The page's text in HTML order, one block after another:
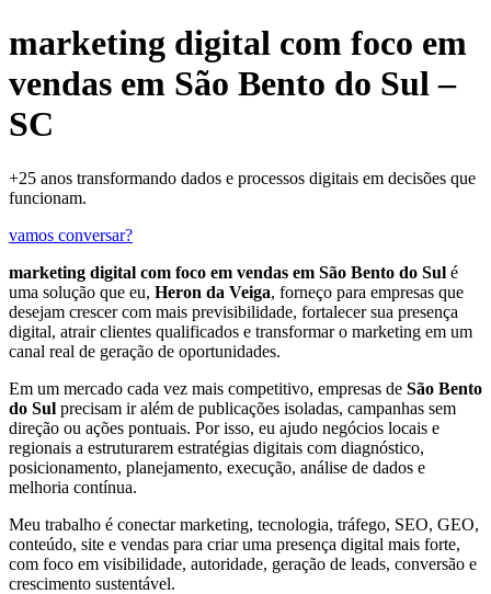
marketing digital com foco em
vendas em São Bento do Sul –
SC
+25 anos transformando dados e processos digitais em decisões que
funcionam.
vamos conversar?
marketing digital com foco em vendas em São Bento do Sul é
uma solução que eu, Heron da Veiga, forneço para empresas que
desejam crescer com mais previsibilidade, fortalecer sua presença
digital, atrair clientes qualificados e transformar o marketing em um
canal real de geração de oportunidades.
Em um mercado cada vez mais competitivo, empresas de São Bento
do Sul precisam ir além de publicações isoladas, campanhas sem
direção ou ações pontuais. Por isso, eu ajudo negócios locais e
regionais a estruturarem estratégias digitais com diagnóstico,
posicionamento, planejamento, execução, análise de dados e
melhoria contínua.
Meu trabalho é conectar marketing, tecnologia, tráfego, SEO, GEO,
conteúdo, site e vendas para criar uma presença digital mais forte,
com foco em visibilidade, autoridade, geração de leads, conversão e
crescimento sustentável.